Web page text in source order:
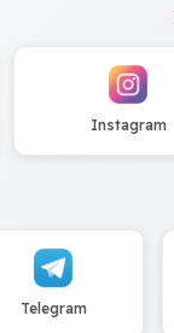
Instagram
Telegram